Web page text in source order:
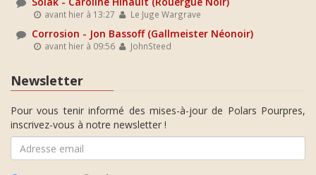
avant hier à 13:27 Le Juge Wargrave
Corrosion - Jon Bassoff (Gallmeister Néonoir)
avant hier à 09:56 JohnSteed
Newsletter
Pour vous tenir informé des mises-à-jour de Polars Pourpres,
inscrivez-vous à notre newsletter !